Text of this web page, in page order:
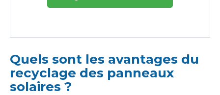
Quels sont les avantages du
recyclage des panneaux
solaires ?